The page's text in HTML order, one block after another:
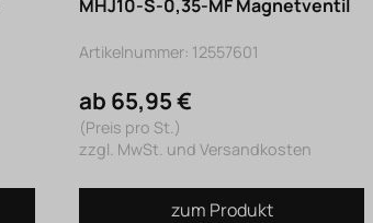
MHJ10-S-0,35-MF Magnetventil
Artikelnummer: 12557601
ab 65,95 €
(Preis pro St.)
zzgl. MwSt. und Versandkosten
zum Produkt